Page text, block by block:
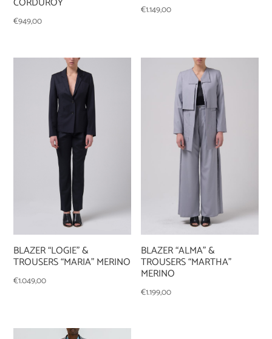
€949,00
€1.149,00
BLAZER “LOGIE” &
TROUSERS “MARIA” MERINO
€1.049,00
BLAZER “ALMA” &
TROUSERS “MARTHA”
MERINO
€1.199,00